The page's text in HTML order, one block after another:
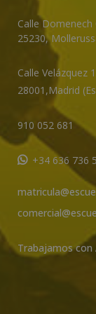
v
e
Calle Domenech
25230,
Calle Velázquez
28001,Madrid
910 052 681
+34 636 736
Trabajamos con